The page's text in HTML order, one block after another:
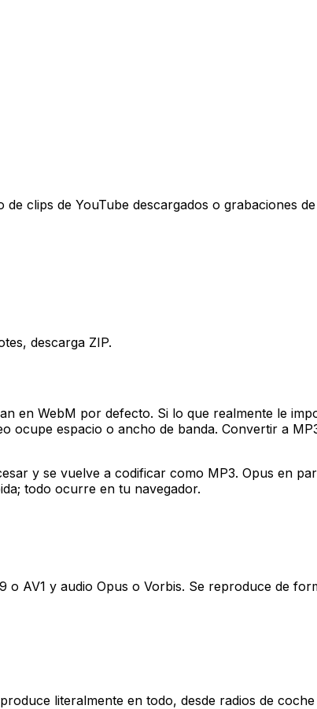
clips de YouTube descargados o grabaciones
descarga ZIP.
en WebM por defecto. Si lo que realmente le
ocupe espacio o ancho de banda. Convertir a
y se vuelve a codificar como MP3. Opus en
todo ocurre en tu navegador.
AV1 y audio Opus o Vorbis. Se reproduce de
literalmente en todo, desde radios de